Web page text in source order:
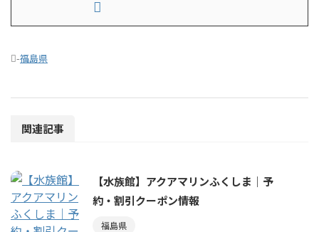
-福島県
関連記事
【水族館】アクアマリンふくしま｜予
約・割引クーポン情報
福島県